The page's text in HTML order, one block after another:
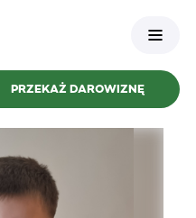
PRZEKAŻ DAROWIZNĘ